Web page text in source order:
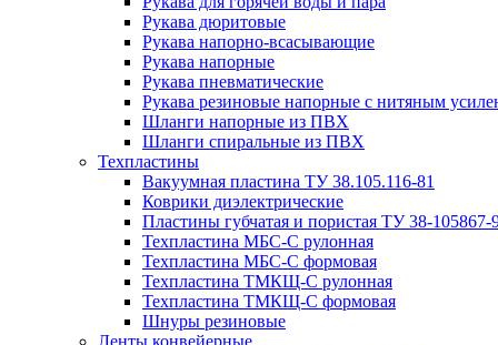
Рукава дюритовые
Рукава напорно-всасывающие
Рукава напорные
Рукава пневматические
Рукава резиновые напорные с нитяным
Шланги напорные из ПВХ
Шланги спиральные из ПВХ
Техпластины
Вакуумная пластина ТУ 38.105.116-81
Коврики диэлектрические
Пластины губчатая и пористая ТУ 38-105867-
Техпластина МБС-С рулонная
Техпластина МБС-С формовая
Техпластина ТМКЩ-С рулонная
Техпластина ТМКЩ-С формовая
Шнуры резиновые
Ленты конвейерные